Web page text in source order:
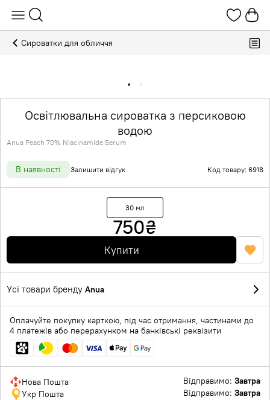
Сироватки для обличчя
Освітлювальна сироватка з персиковою
водою
Anua Peach 70% Niacinamide Serum
В наявності Залишити відгук Код товару: 6918
30 мл
750₴
Купити
Усі товари бренду Anua
Оплачуйте покупку карткою, під час отримання, частинами до
4 платежів або перерахунком на банківські реквізити
Нова Пошта Відправимо: Завтра
Укр Пошта
Відправимо: Завтра